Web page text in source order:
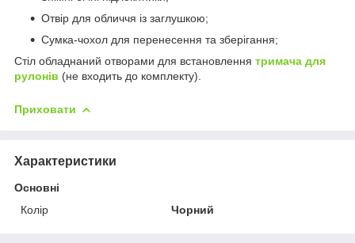
Отвір для обличчя із заглушкою;
Сумка-чохол для перенесення та зберігання;
Стіл обладнаний отворами для встановлення тримача для
рулонів (не входить до комплекту).
Приховати
Характеристики
Основні
Колір
Чорний